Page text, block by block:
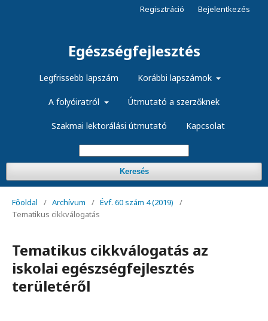
Egészségfejlesztés
Legfrissebb lapszám Korábbi lapszámok
A folyóiratról Útmutató a szerzőknek
Szakmai lektorálási útmutató Kapcsolat
Keresés
Regisztráció Bejelentkezés
Főoldal / Archívum / Évf. 60 szám 4 (2019)
/
Tematikus cikkválogatás
Tematikus cikkválogatás az
iskolai egészségfejlesztés
területéről